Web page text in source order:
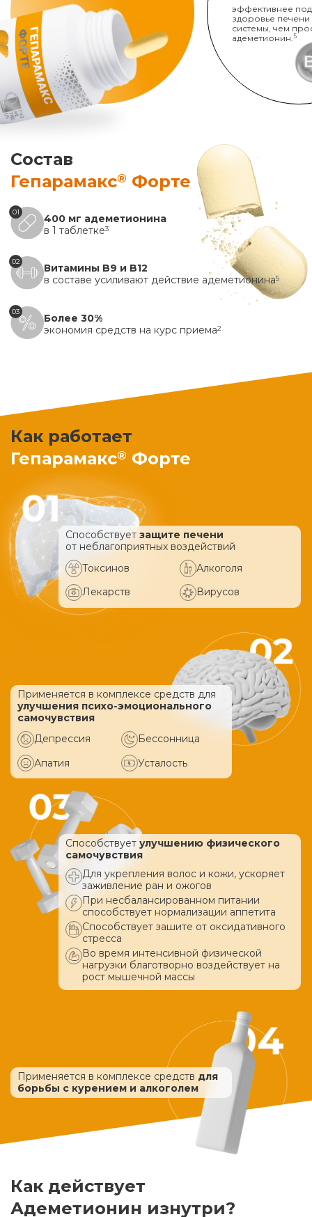
эффективнее
здоровье печени
системы, чем
адеметионин. 5
Состав
Гепарамакс® Форте
01
400 мг адеметионина
в 1 таблетке3
02
Витамины B9 и B12
в составе усиливают действие адеметионина5
03
Более 30%
экономия средств на курс приема2
Как работает
Гепарамакс® Форте
Способствует защите печени
от неблагоприятных воздействий
Токсинов
Алкоголя
Лекарств
Вирусов
Применяется в комплексе средств для
улучшения психо-эмоционального
самочувствия
Депрессия
Бессонница
Апатия
Усталость
Способствует улучшению физического
самочувствия
Для укрепления волос и кожи, ускоряет
заживление ран и ожогов
При несбалансированном питании
способствует нормализации аппетита
Способствует зашите от оксидативного
стресса
Во время интенсивной физической
нагрузки благотворно воздействует на
рост мышечной массы
Применяется в комплексе средств для
борьбы с курением и алкоголем
Как действует
Адеметионин изнутри?